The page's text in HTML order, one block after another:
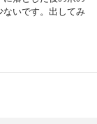
ないです。出してみ